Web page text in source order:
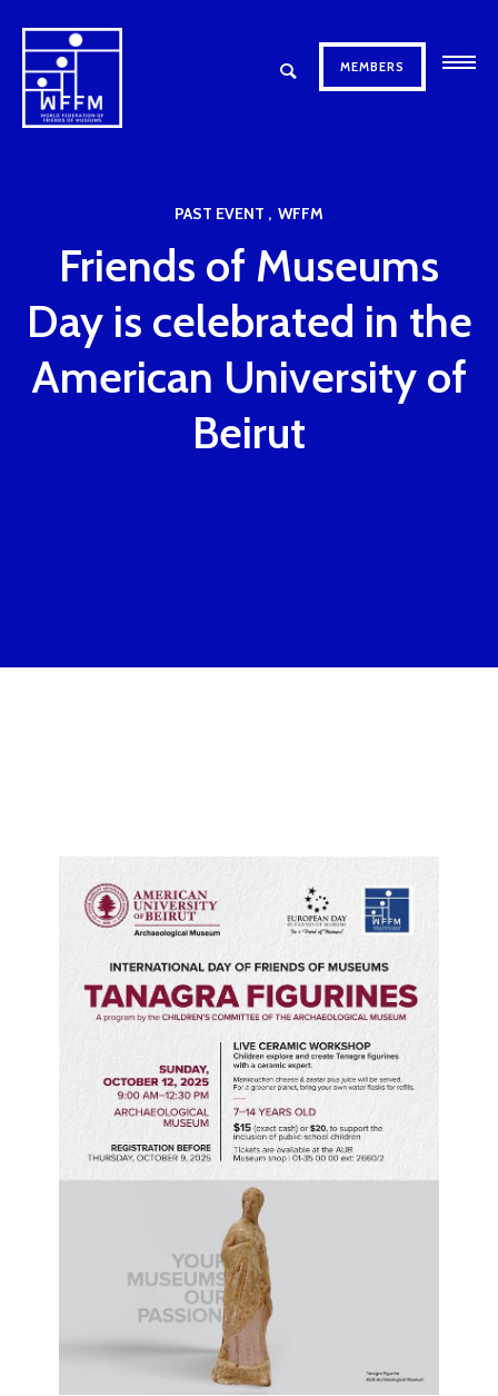
MEMBERS
PAST EVENT WFFM
Friends of Museums
Day is celebrated in the
American University of
Beirut